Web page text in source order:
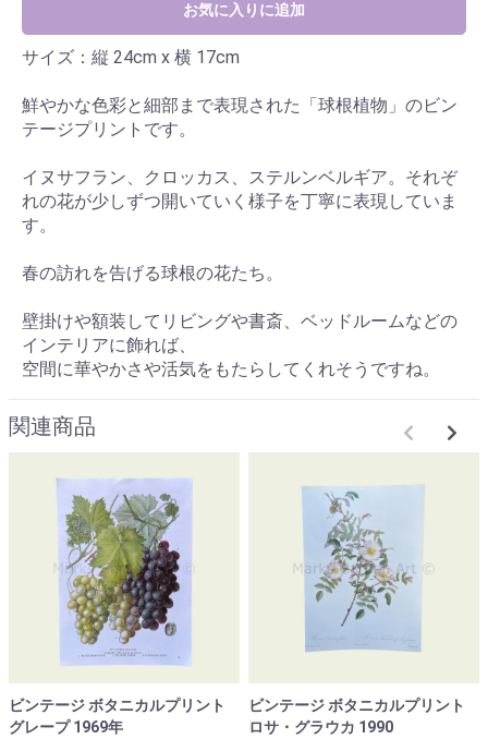
お気に入りに追加
サイズ：縦 24cm x 横 17cm
鮮やかな色彩と細部まで表現された「球根植物」のビン
テージプリントです。
イヌサフラン、クロッカス、ステルンベルギア。それぞ
れの花が少しずつ開いていく様子を丁寧に表現していま
す。
春の訪れを告げる球根の花たち。
壁掛けや額装してリビングや書斎、ベッドルームなどの
インテリアに飾れば、
空間に華やかさや活気をもたらしてくれそうですね。
関連商品
ビンテージ ボタニカルプリント
グレープ 1969年
ビンテージ ボタニカルプリント
ロサ・グラウカ 1990